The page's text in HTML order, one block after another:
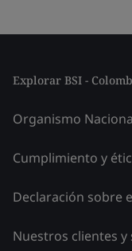
Explorar BSI -
Organismo
Cumplimiento y
Declaración sobre
Nuestros clientes y